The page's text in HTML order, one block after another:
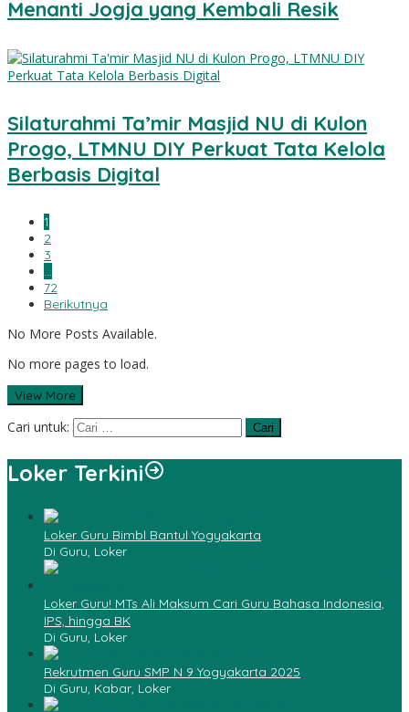
Menanti Jogja yang Kembali Resik
Silaturahmi Ta’mir Masjid NU di Kulon
Progo, LTMNU DIY Perkuat Tata Kelola
Berbasis Digital
1
2
3
…
72
Berikutnya
No More Posts Available.
No more pages to load.
View More
Cari untuk:
Loker Terkini
Loker Guru Bimbl Bantul Yogyakarta
Di Guru, Loker
Loker Guru! MTs Ali Maksum Cari Guru Bahasa Indonesia,
IPS, hingga BK
Di Guru, Loker
Rekrutmen Guru SMP N 9 Yogyakarta 2025
Di Guru, Kabar, Loker